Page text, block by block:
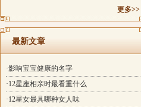
更多>>
最新文章
·影响宝宝健康的名字
·12星座相亲时最看重什么
·12星女最具哪种女人味